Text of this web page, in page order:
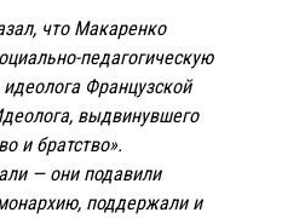
что Макаренко
педагогическую
Французской
выдвинувшего
и братство».
— они подавили
поддержали и